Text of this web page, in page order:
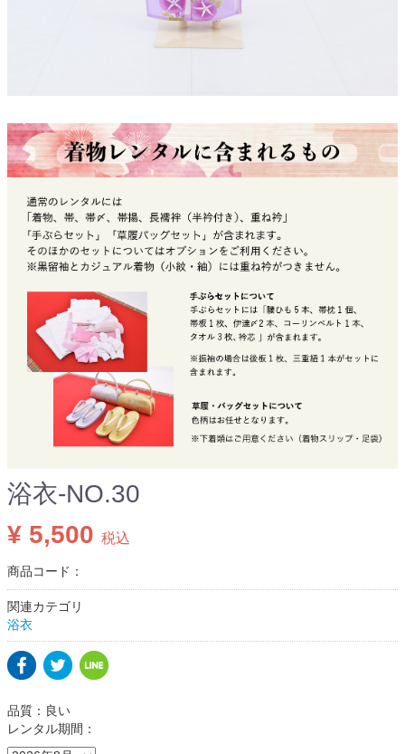
浴衣-NO.30
¥ 5,500 税込
商品コード：
関連カテゴリ
浴衣
品質：良い
レンタル期間：